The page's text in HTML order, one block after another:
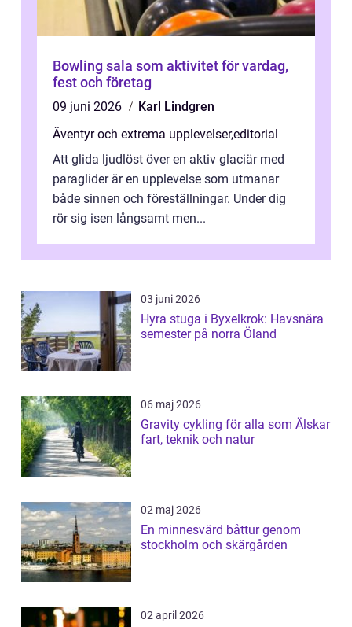
Bowling sala som aktivitet för vardag,
fest och företag
09 juni 2026
Karl Lindgren
Äventyr och extrema upplevelser,editorial
Att glida ljudlöst över en aktiv glaciär med
paraglider är en upplevelse som utmanar
både sinnen och föreställningar. Under dig
rör sig isen långsamt men...
03 juni 2026
Hyra stuga i Byxelkrok: Havsnära
semester på norra Öland
06 maj 2026
Gravity cykling för alla som Älskar
fart, teknik och natur
02 maj 2026
En minnesvärd båttur genom
stockholm och skärgården
02 april 2026